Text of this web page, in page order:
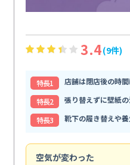
3.4(9件)
特⻑1
店舗は閉店後の時
特⻑2
張り替えずに壁紙
特⻑3
靴下の履き替えや
空気が変わった